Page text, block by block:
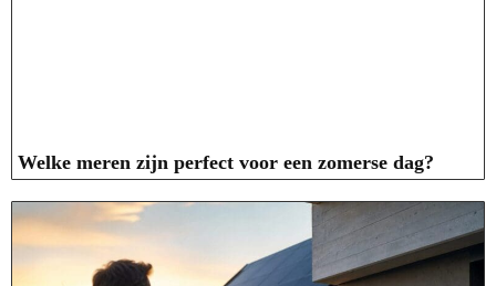
Welke meren zijn perfect voor een zomerse dag?